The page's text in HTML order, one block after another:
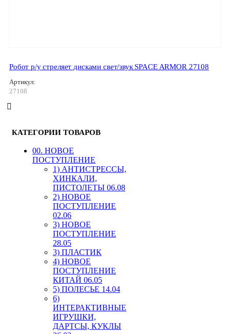
Робот р/у стреляет дисками свет/звук SPACE ARMOR 27108
Артикул:
27108
КАТЕГОРИИ ТОВАРОВ
00. HОВОЕ
ПОСТУПЛЕНИЕ
1) АНТИСТРЕССЫ,
ХИНКАЛИ,
ПИСТОЛЕТЫ 06.08
2) НОВОЕ
ПОСТУПЛЕНИЕ
02.06
3) НОВОЕ
ПОСТУПЛЕНИЕ
28.05
3) ПЛАСТИК
4) НОВОЕ
ПОСТУПЛЕНИЕ
КИТАЙ 06.05
5) ПОЛЕСЬЕ 14.04
6)
ИНТЕРАКТИВНЫЕ
ИГРУШКИ,
ДАРТСЫ, КУКЛЫ